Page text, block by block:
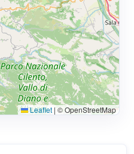
Leaflet | © OpenStreetMap